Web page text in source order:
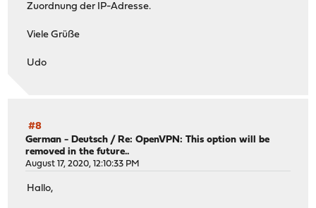
Zuordnung der IP-Adresse.
Viele Grüße
Udo
#8
German - Deutsch /Re: OpenVPN: This option will be
removed in the future..
August 17, 2020, 12:10:33 PM
Hallo,